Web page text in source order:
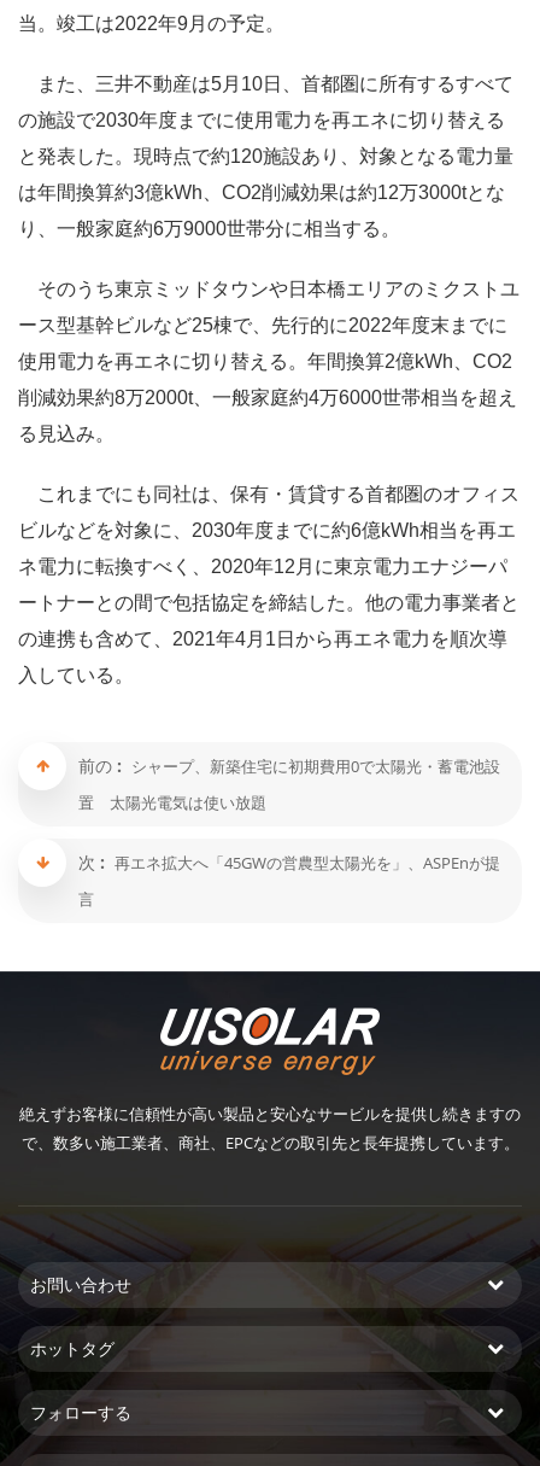
当。竣工は2022年9月の予定。
また、三井不動産は5月10日、首都圏に所有するすべて
の施設で2030年度までに使用電力を再エネに切り替える
と発表した。現時点で約120施設あり、対象となる電力量
は年間換算約3億kWh、CO2削減効果は約12万3000tとな
り、一般家庭約6万9000世帯分に相当する。
そのうち東京ミッドタウンや日本橋エリアのミクストユ
ース型基幹ビルなど25棟で、先行的に2022年度末までに
使用電力を再エネに切り替える。年間換算2億kWh、CO2
削減効果約8万2000t、一般家庭約4万6000世帯相当を超え
る見込み。
これまでにも同社は、保有・賃貸する首都圏のオフィス
ビルなどを対象に、2030年度までに約6億kWh相当を再エ
ネ電力に転換すべく、2020年12月に東京電力エナジーパ
ートナーとの間で包括協定を締結した。他の電力事業者と
の連携も含めて、2021年4月1日から再エネ電力を順次導
入している。
前の : シャープ、新築住宅に初期費用0で太陽光・蓄電池設
置 太陽光電気は使い放題
次 : 再エネ拡大へ「45GWの営農型太陽光を」、ASPEnが提
言
絶えずお客様に信頼性が高い製品と安心なサービルを提供し続きますの
で、数多い施工業者、商社、EPCなどの取引先と長年提携しています。
お問い合わせ
ホットタグ
フォローする